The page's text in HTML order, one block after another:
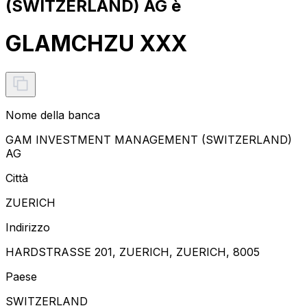
(SWITZERLAND) AG è
GLAMCHZU XXX
Nome della banca
GAM INVESTMENT MANAGEMENT (SWITZERLAND)
AG
Città
ZUERICH
Indirizzo
HARDSTRASSE 201, ZUERICH, ZUERICH, 8005
Paese
SWITZERLAND